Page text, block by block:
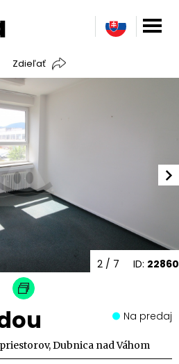
Zdieľať
ID: 22860
2 / 7
Na predaj
Dubnica nad Váhom